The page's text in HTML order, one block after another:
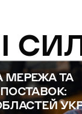
МЕРЕЖА ТА